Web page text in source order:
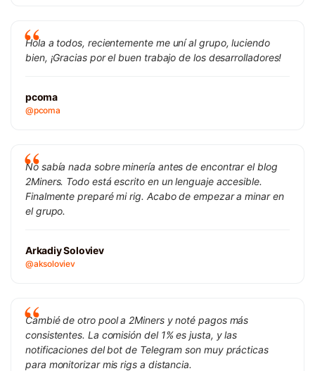
Hola a todos, recientemente me uní al grupo, luciendo
bien, ¡Gracias por el buen trabajo de los desarrolladores!
pcoma
@pcoma
No sabía nada sobre minería antes de encontrar el blog
2Miners. Todo está escrito en un lenguaje accesible.
Finalmente preparé mi rig. Acabo de empezar a minar en
el grupo.
Arkadiy Soloviev
@aksoloviev
Cambié de otro pool a 2Miners y noté pagos más
consistentes. La comisión del 1% es justa, y las
notificaciones del bot de Telegram son muy prácticas
para monitorizar mis rigs a distancia.